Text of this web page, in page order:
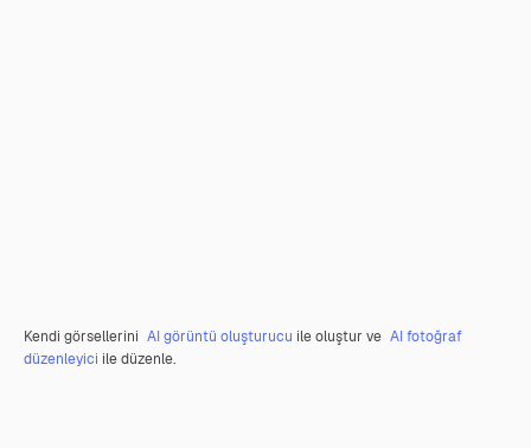
Kendi görsellerini AI görüntü oluşturucu ile oluştur ve AI fotoğraf
düzenleyici ile düzenle.